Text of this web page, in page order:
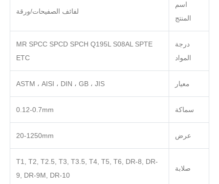
اسم
المنتج
لفائف الصفيحات/ورقة
درجة
المواد
MR SPCC SPCD SPCH Q195L S08AL SPTE
ETC
معيار ASTM ، AISI ، DIN ، GB ، JIS
سماكة 0.12-0.7mm
عرض 20-1250mm
صلابة
T1, T2, T2.5, T3, T3.5, T4, T5, T6, DR-8, DR-
9, DR-9M, DR-10